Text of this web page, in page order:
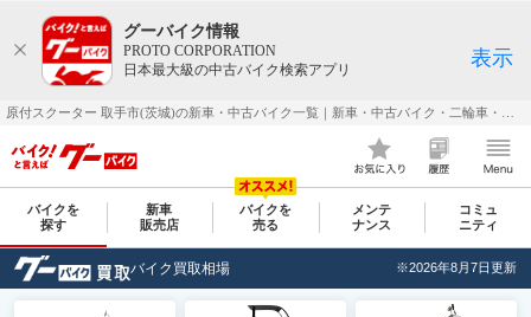
グーバイク情報
PROTO CORPORATION
日本最大級の中古バイク検索アプリ
表示
バイクを
探す
新車
販売店
バイクを
売る
メンテ
ナンス
コミュ
ニティ
バイク買取相場 ※2026年8月7日更新